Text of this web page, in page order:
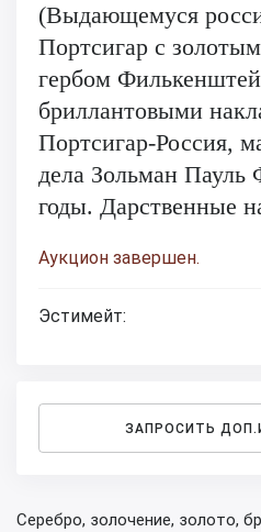
(Выдающемуся
Портсигар с
гербом
бриллантовыми
Портсигар-Россия,
дела Зольман Пауль
годы. Дарственные
Аукцион завершен.
Эстимейт:
ЗАПРОСИТЬ
Серебро, золочение, золото,